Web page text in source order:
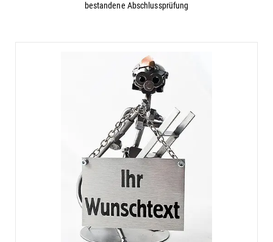
bestandene Abschlussprüfung